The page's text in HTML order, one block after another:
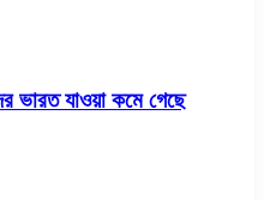
ভারত যাওয়া কমে গেছে